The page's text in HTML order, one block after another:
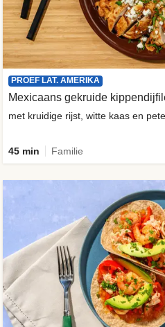
PROEF LAT. AMERIKA
Mexicaans gekruide
met kruidige rijst, witte kaas en
45 min Familie